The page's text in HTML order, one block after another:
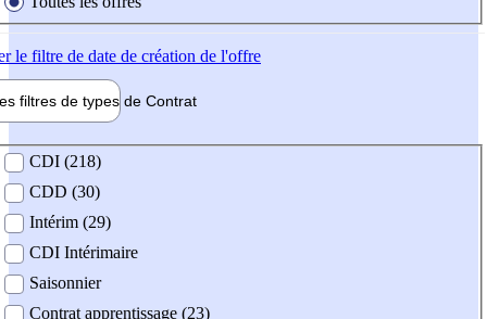
le filtre de date de création de l'offre
filtres de types de Contrat
contrat
CDI (218)
CDD (30)
Intérim (29)
CDI Intérimaire
Saisonnier
Contrat apprentissage (23)